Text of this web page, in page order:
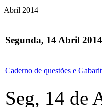
Abril 2014
Segunda, 14 Abril 2014
Caderno de questões e
Seg, 14 de